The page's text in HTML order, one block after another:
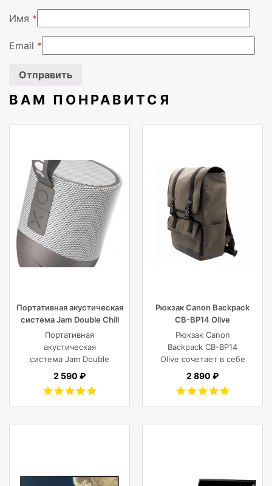
Сертифицировано Energy Star Да
Ширина 305,5 мм
Имя *
Email *
ВАМ ПОНРАВИТСЯ
Портативная акустическая
система Jam Double Chill
Grey
Портативная
акустическая
система Jam Double
Chill Grey (серый)
2 590 ₽
Рюкзак Canon Backpack
CB-BP14 Olive
Рюкзак Canon
Backpack CB-BP14
Olive сочетает в себе
винтажный стиль,
современный
комфорт, и защиту
2 890 ₽